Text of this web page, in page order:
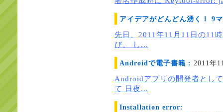
アイデアがどんどん湧く！ 9
先日、2011年11月11日の11
び、 し...
Androidで電子書籍 : 2011年
Androidアプリの開発者とし
て 日夜...
Installation error: